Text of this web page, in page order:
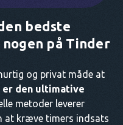
bedste
på Tinder
og privat måde at
er den ultimative
metoder leverer
at kræve timers indsats